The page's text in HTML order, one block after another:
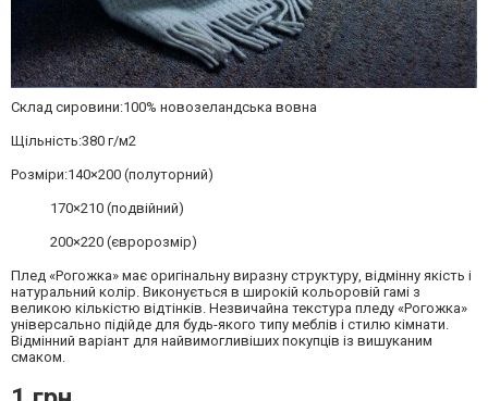
Склад сировини:100% новозеландська вовна
Щільність:380 г/м2
Розміри:140×200 (полуторний)
170×210 (подвійний)
200×220 (євророзмір)
Плед «Рогожка» має оригінальну виразну структуру, відмінну якість і
натуральний колір. Виконується в широкій кольоровій гамі з
великою кількістю відтінків. Незвичайна текстура пледу «Рогожка»
універсально підійде для будь-якого типу меблів і стилю кімнати.
Відмінний варіант для найвимогливіших покупців із вишуканим
смаком.